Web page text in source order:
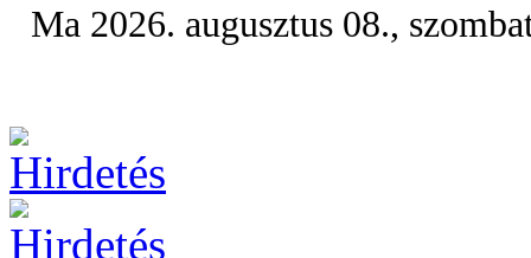
Ma 2026. augusztus 08.,